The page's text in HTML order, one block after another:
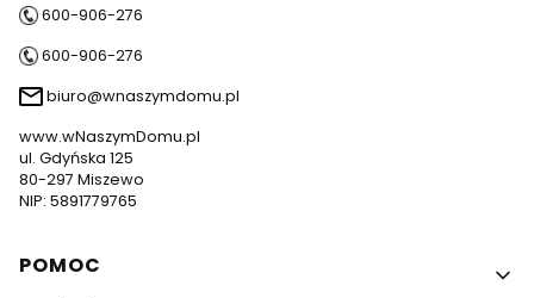
600-906-276
600-906-276
biuro@wnaszymdomu.pl
www.wNaszymDomu.pl
ul. Gdyńska 125
80-297 Miszewo
NIP: 5891779765
Linki w stopce
POMOC